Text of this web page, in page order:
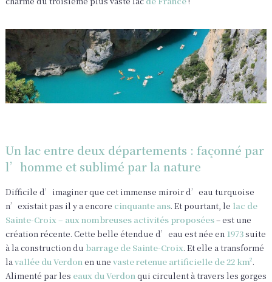
Un lac entre deux départements : façonné par
l’homme et sublimé par la nature
Difficile d’imaginer que cet immense miroir d’eau turquoise
n’existait pas il y a encore cinquante ans. Et pourtant, le lac de
Sainte-Croix – aux nombreuses activités proposées– est une
création récente. Cette belle étendue d’eau est née en 1973 suite
à la construction du barrage de Sainte-Croix. Et elle a transformé
la vallée du Verdon en une vaste retenue artificielle de 22 km².
Alimenté par les eaux du Verdon qui circulent à travers les gorges